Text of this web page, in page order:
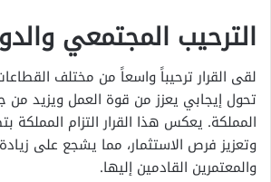
الترحيب المجتمعي
لقى القرار ترحيباً واسعاً من مختلف
تحول إيجابي يعزز من قوة العمل ويزيد من
المملكة. يعكس هذا القرار التزام المملكة
وتعزيز فرص الاستثمار، مما يشجع على زيادة
والمعتمرين القادمين إليها.